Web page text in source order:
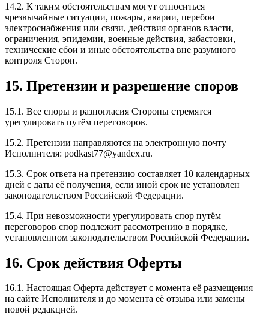
14.2. К таким обстоятельствам могут относиться
чрезвычайные ситуации, пожары, аварии, перебои
электроснабжения или связи, действия органов власти,
ограничения, эпидемии, военные действия, забастовки,
технические сбои и иные обстоятельства вне разумного
контроля Сторон.
15. Претензии и разрешение споров
15.1. Все споры и разногласия Стороны стремятся
урегулировать путём переговоров.
15.2. Претензии направляются на электронную почту
Исполнителя: podkast77@yandex.ru.
15.3. Срок ответа на претензию составляет 10 календарных
дней с даты её получения, если иной срок не установлен
законодательством Российской Федерации.
15.4. При невозможности урегулировать спор путём
переговоров спор подлежит рассмотрению в порядке,
установленном законодательством Российской Федерации.
16. Срок действия Оферты
16.1. Настоящая Оферта действует с момента её размещения
на сайте Исполнителя и до момента её отзыва или замены
новой редакцией.